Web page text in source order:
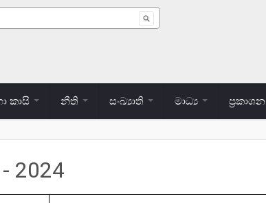
කාසි නීති සංඛ්‍යාති මාධ්‍ය ප්‍රකාශන
2024